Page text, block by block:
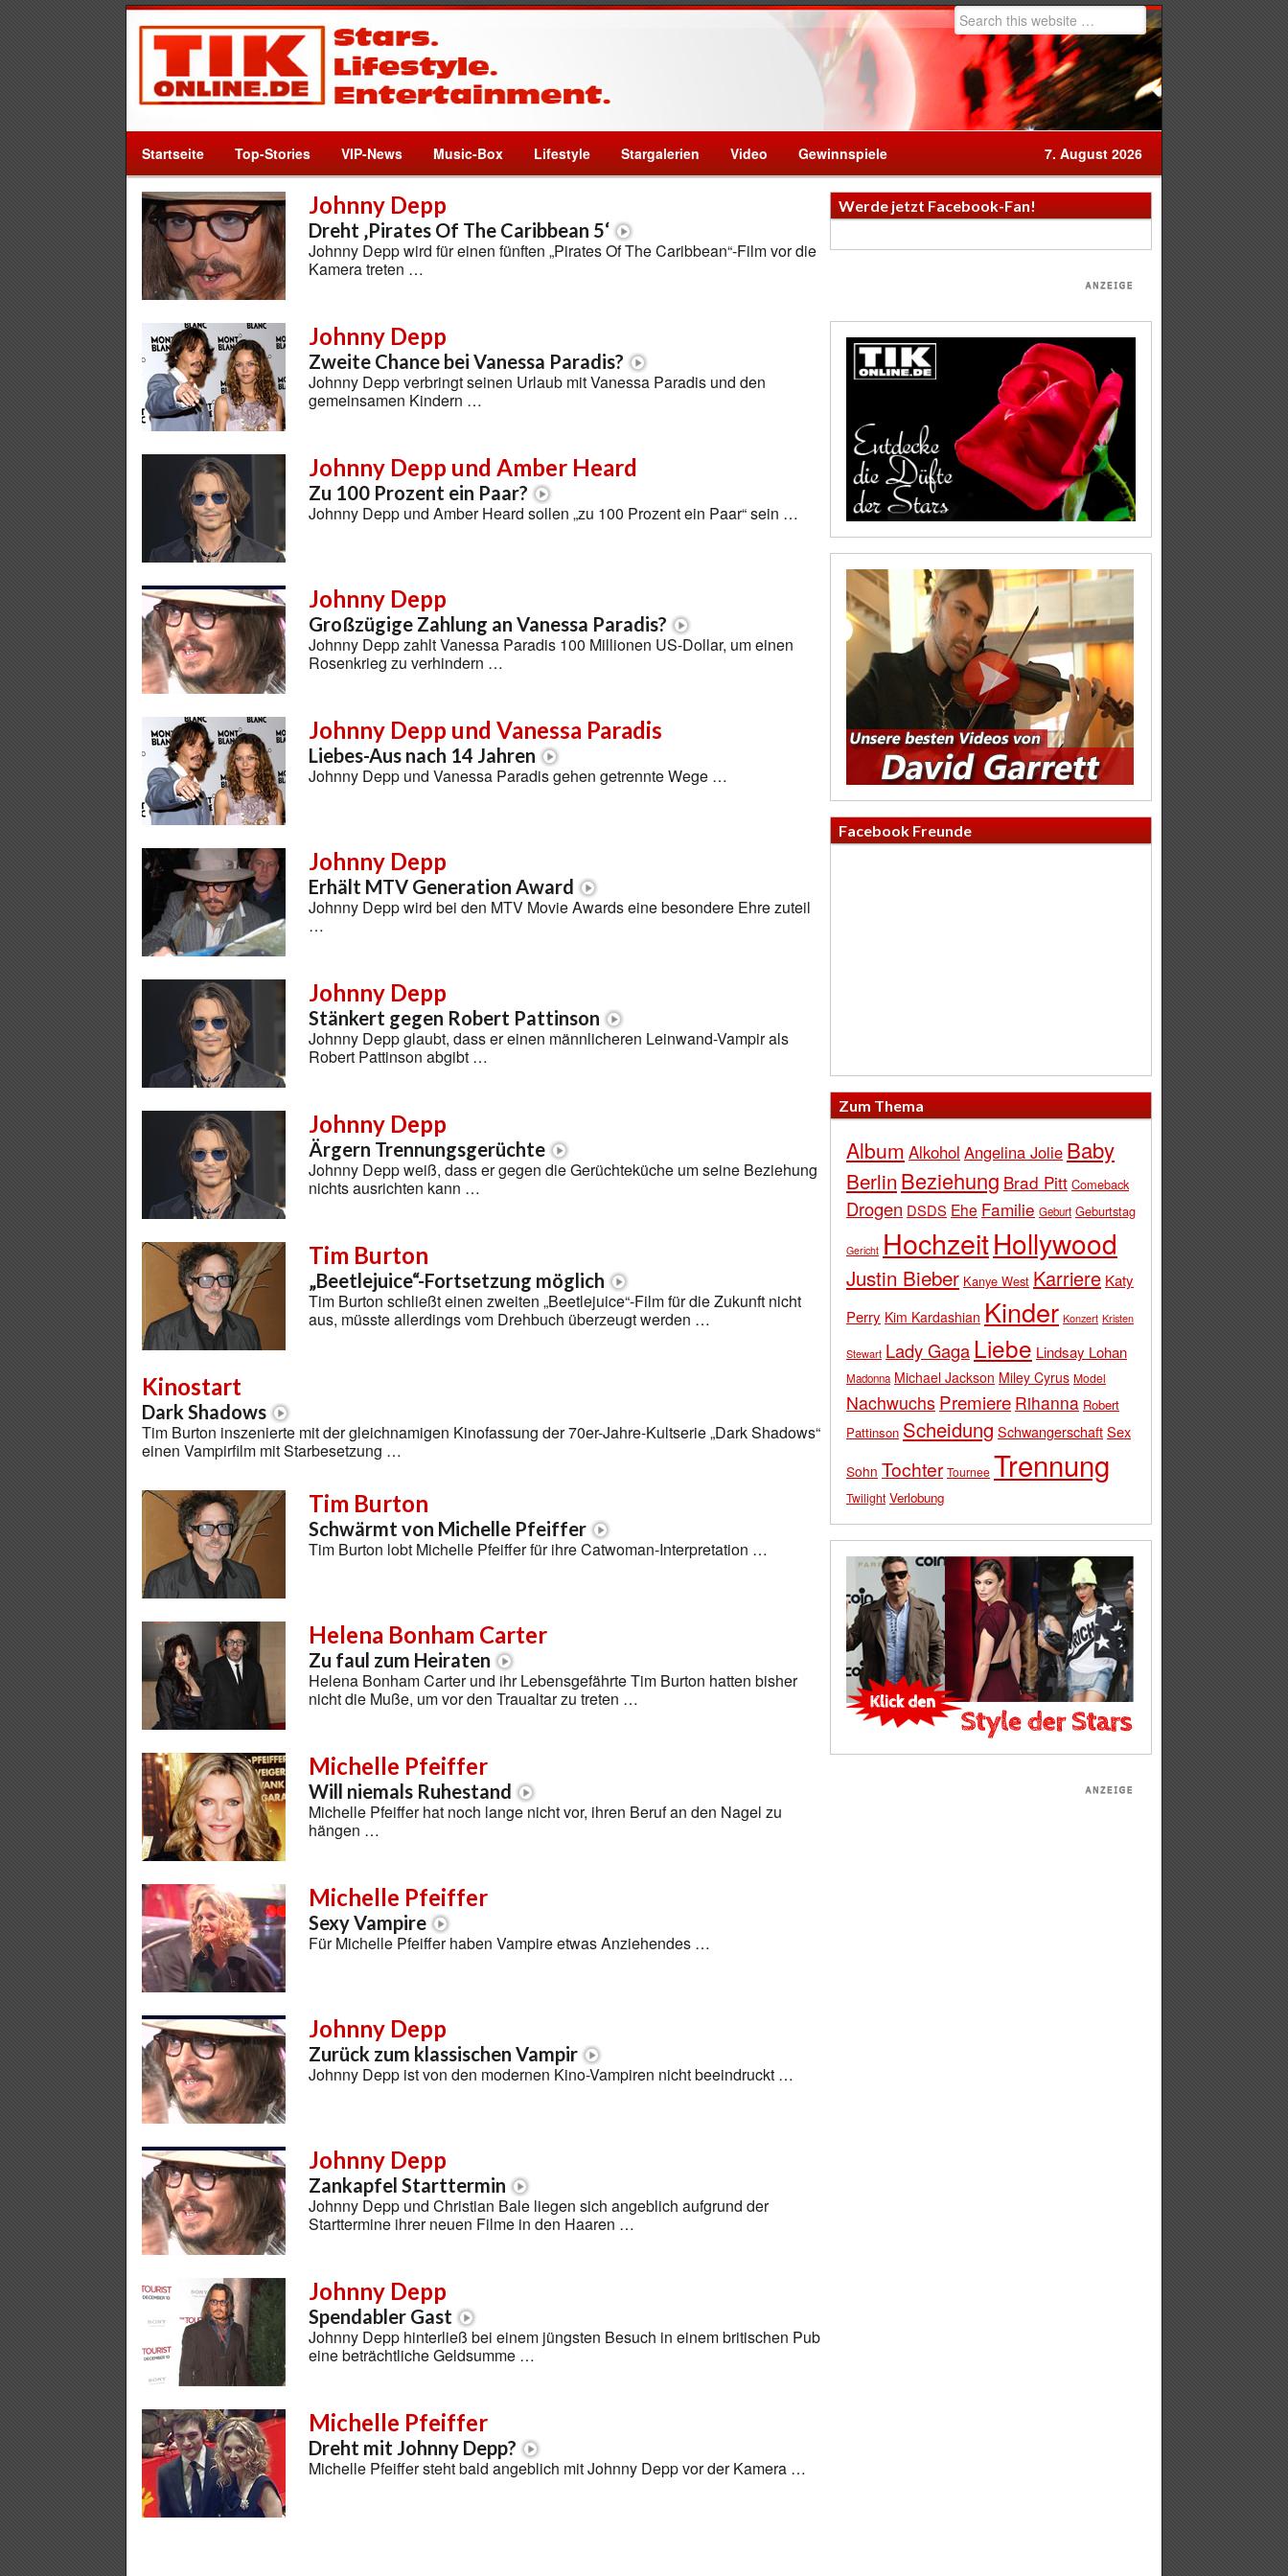
Startseite Top-Stories VIP-News Music-Box Lifestyle Stargalerien Video Gewinnspiele 7. August 2026
Johnny Depp
Dreht ‚Pirates Of The Caribbean 5‘
Johnny Depp wird für einen fünften „Pirates Of The Caribbean“-Film vor die
Kamera treten …
Johnny Depp
Zweite Chance bei Vanessa Paradis?
Johnny Depp verbringt seinen Urlaub mit Vanessa Paradis und den
gemeinsamen Kindern …
Johnny Depp und Amber Heard
Zu 100 Prozent ein Paar?
Johnny Depp und Amber Heard sollen „zu 100 Prozent ein Paar“ sein …
Johnny Depp
Großzügige Zahlung an Vanessa Paradis?
Johnny Depp zahlt Vanessa Paradis 100 Millionen US-Dollar, um einen
Rosenkrieg zu verhindern …
Johnny Depp und Vanessa Paradis
Liebes-Aus nach 14 Jahren
Johnny Depp und Vanessa Paradis gehen getrennte Wege …
Johnny Depp
Erhält MTV Generation Award
Johnny Depp wird bei den MTV Movie Awards eine besondere Ehre zuteil
…
Johnny Depp
Stänkert gegen Robert Pattinson
Johnny Depp glaubt, dass er einen männlicheren Leinwand-Vampir als
Robert Pattinson abgibt …
Johnny Depp
Ärgern Trennungsgerüchte
Johnny Depp weiß, dass er gegen die Gerüchteküche um seine Beziehung
nichts ausrichten kann …
Tim Burton
„Beetlejuice“-Fortsetzung möglich
Tim Burton schließt einen zweiten „Beetlejuice“-Film für die Zukunft nicht
aus, müsste allerdings vom Drehbuch überzeugt werden …
Kinostart
Dark Shadows
Tim Burton inszenierte mit der gleichnamigen Kinofassung der 70er-Jahre-Kultserie „Dark Shadows“
einen Vampirfilm mit Starbesetzung …
Tim Burton
Schwärmt von Michelle Pfeiffer
Tim Burton lobt Michelle Pfeiffer für ihre Catwoman-Interpretation …
Helena Bonham Carter
Zu faul zum Heiraten
Helena Bonham Carter und ihr Lebensgefährte Tim Burton hatten bisher
nicht die Muße, um vor den Traualtar zu treten …
Michelle Pfeiffer
Will niemals Ruhestand
Michelle Pfeiffer hat noch lange nicht vor, ihren Beruf an den Nagel zu
hängen …
Michelle Pfeiffer
Sexy Vampire
Für Michelle Pfeiffer haben Vampire etwas Anziehendes …
Johnny Depp
Zurück zum klassischen Vampir
Johnny Depp ist von den modernen Kino-Vampiren nicht beeindruckt …
Johnny Depp
Zankapfel Starttermin
Johnny Depp und Christian Bale liegen sich angeblich aufgrund der
Starttermine ihrer neuen Filme in den Haaren …
Johnny Depp
Spendabler Gast
Johnny Depp hinterließ bei einem jüngsten Besuch in einem britischen Pub
eine beträchtliche Geldsumme …
Michelle Pfeiffer
Dreht mit Johnny Depp?
Michelle Pfeiffer steht bald angeblich mit Johnny Depp vor der Kamera …
Werde jetzt Facebook-Fan!
Facebook Freunde
Zum Thema
Album Alkohol Angelina Jolie Baby
Berlin Beziehung Brad Pitt Comeback
Drogen DSDS Ehe Familie Geburt Geburtstag
Gericht HochzeitHollywood
Justin Bieber Kanye West Karriere Katy
Perry Kim Kardashian Kinder Konzert Kristen
Stewart Lady Gaga Liebe Lindsay Lohan
Madonna Michael Jackson Miley Cyrus Model
Nachwuchs Premiere Rihanna Robert
Pattinson Scheidung SchwangerschaftSex
Sohn Tochter Tournee Trennung
Twilight Verlobung